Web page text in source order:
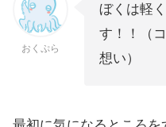
おくぷら
ぼくは軽
す！！（
想い）